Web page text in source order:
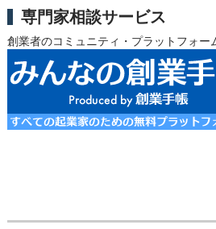
専門家相談サービス
創業者のコミュニティ・プラットフォー